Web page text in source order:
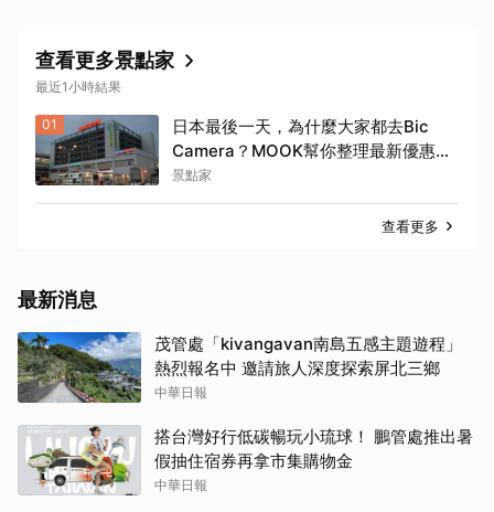
查看更多景點家
最近1小時結果
01
日本最後一天，為什麼大家都去Bic
Camera？MOOK幫你整理最新優惠
券，行前趕快存手機，結帳直接用，最
景點家
查看更多
最新消息
茂管處「kivangavan南島五感主題遊程」
熱烈報名中 邀請旅人深度探索屏北三鄉
中華日報
搭台灣好行低碳暢玩小琉球！ 鵬管處推出暑
假抽住宿券再拿市集購物金
中華日報